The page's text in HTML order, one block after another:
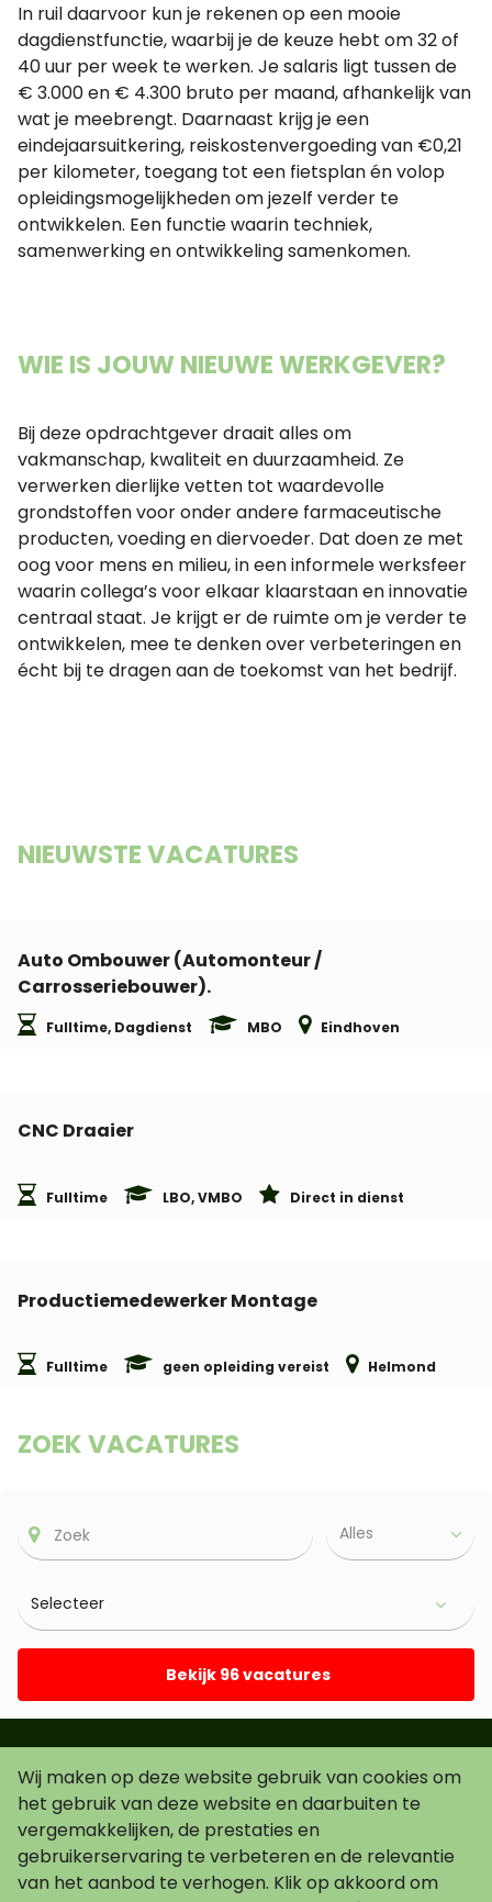
In ruil daarvoor kun je rekenen op een mooie
dagdienstfunctie, waarbij je de keuze hebt om 32 of
40 uur per week te werken. Je salaris ligt tussen de
€ 3.000 en € 4.300 bruto per maand, afhankelijk van
wat je meebrengt. Daarnaast krijg je een
eindejaarsuitkering, reiskostenvergoeding van €0,21
per kilometer, toegang tot een fietsplan én volop
opleidingsmogelijkheden om jezelf verder te
ontwikkelen. Een functie waarin techniek,
samenwerking en ontwikkeling samenkomen.
WIE IS JOUW NIEUWE WERKGEVER?
Bij deze opdrachtgever draait alles om
vakmanschap, kwaliteit en duurzaamheid. Ze
verwerken dierlijke vetten tot waardevolle
grondstoffen voor onder andere farmaceutische
producten, voeding en diervoeder. Dat doen ze met
oog voor mens en milieu, in een informele werksfeer
waarin collega’s voor elkaar klaarstaan en innovatie
centraal staat. Je krijgt er de ruimte om je verder te
ontwikkelen, mee te denken over verbeteringen en
écht bij te dragen aan de toekomst van het bedrijf.
NIEUWSTE VACATURES
Auto Ombouwer (Automonteur /
Carrosseriebouwer).
Fulltime, Dagdienst MBO Eindhoven
CNC Draaier
Fulltime LBO, VMBO Direct in dienst
Productiemedewerker Montage
Fulltime geen opleiding vereist Helmond
ZOEK VACATURES
Alles
Bekijk 96 vacatures
Schrijf je in voor de nieuwsbrief!
Ik ga akkoord met devoorwaarden.
Wij maken op deze website gebruik van cookies om
het gebruik van deze website en daarbuiten te
vergemakkelijken, de prestaties en
gebruikerservaring te verbeteren en de relevantie
van het aanbod te verhogen. Klik op akkoord om